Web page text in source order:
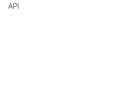
API